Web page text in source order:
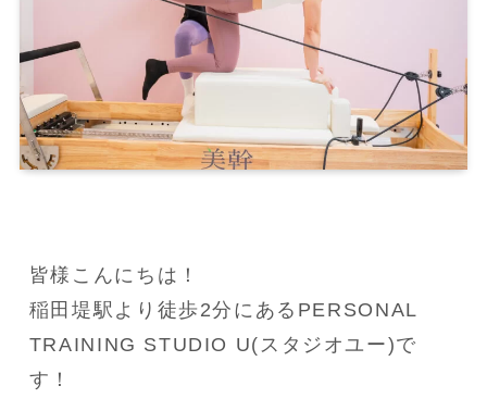
皆様こんにちは！
稲田堤駅より徒歩2分にあるPERSONAL
TRAINING STUDIO U(スタジオユー)で
す！